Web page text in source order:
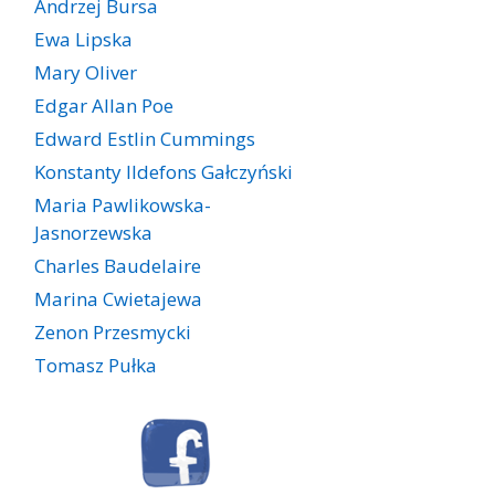
Andrzej Bursa
Ewa Lipska
Mary Oliver
Edgar Allan Poe
Edward Estlin Cummings
Konstanty Ildefons Gałczyński
Maria Pawlikowska-
Jasnorzewska
Charles Baudelaire
Marina Cwietajewa
Zenon Przesmycki
Tomasz Pułka